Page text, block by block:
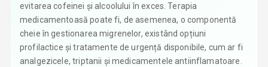
evitarea cofeinei și alcoolului în exces. Terapia
medicamentoasă poate fi, de asemenea, o componentă
cheie în gestionarea migrenelor, existând opțiuni
profilactice și tratamente de urgență disponibile, cum ar fi
analgezicele, triptanii și medicamentele antiinflamatoare.